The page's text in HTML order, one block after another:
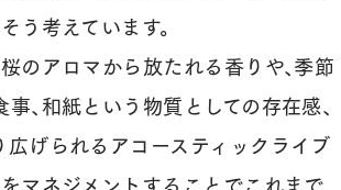
う考えています。
のアロマから放たれる香りや、季節
、和紙という物質としての存在感、
広げられるアコースティックライブ
をマネジメントすることでこれまで